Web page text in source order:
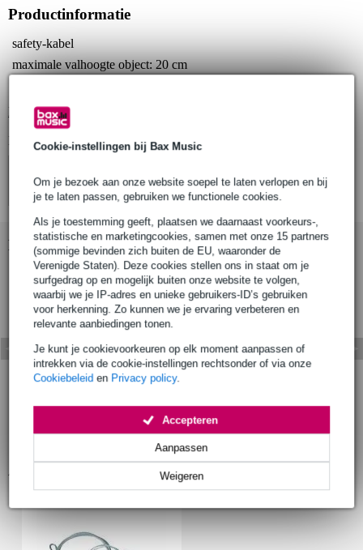
Cookie-instellingen bij Bax Music
Om je bezoek aan onze website soepel te laten verlopen en bij
je te laten passen, gebruiken we functionele cookies.
Als je toestemming geeft, plaatsen we daarnaast voorkeurs-,
statistische en marketingcookies, samen met onze 15 partners
(sommige bevinden zich buiten de EU, waaronder de
Verenigde Staten). Deze cookies stellen ons in staat om je
surfgedrag op en mogelijk buiten onze website te volgen,
waarbij we je IP-adres en unieke gebruikers-ID’s gebruiken
voor herkenning. Zo kunnen we je ervaring verbeteren en
relevante aanbiedingen tonen.
Je kunt je cookievoorkeuren op elk moment aanpassen of
intrekken via de cookie-instellingen rechtsonder of via onze
Cookiebeleid en Privacy policy.
Weigeren
Aanpassen
Accepteren
Productinformatie
safety-kabel
maximale valhoogte object: 20 cm
Bekijk alle productspecificaties
Bekijk ook eens (4)
Bekijk ook eens (7)